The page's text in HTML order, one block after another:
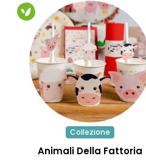
Collezione
Animali Della Fattoria